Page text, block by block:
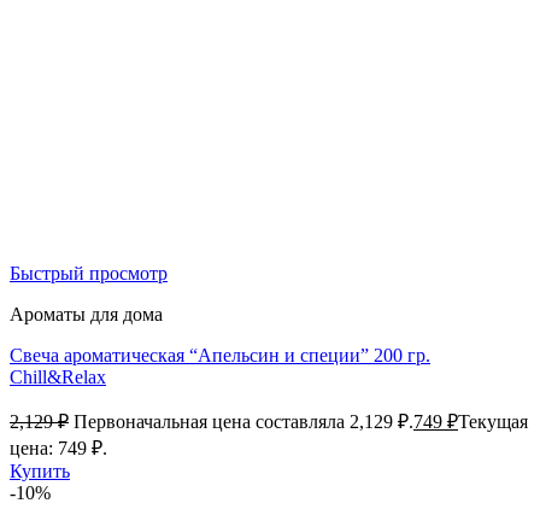
Быстрый просмотр
Ароматы для дома
Свеча ароматическая “Апельсин и специи” 200 гр.
Chill&Relax
2,129₽ Первоначальная цена составляла 2,129 ₽.749 ₽Текущая
цена: 749 ₽.
Купить
-10%